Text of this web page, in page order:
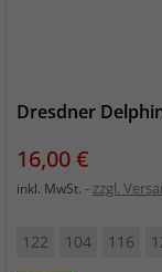
Dresdner
Preis
16,00 €
inkl. MwSt. zzgl.
122 104 116